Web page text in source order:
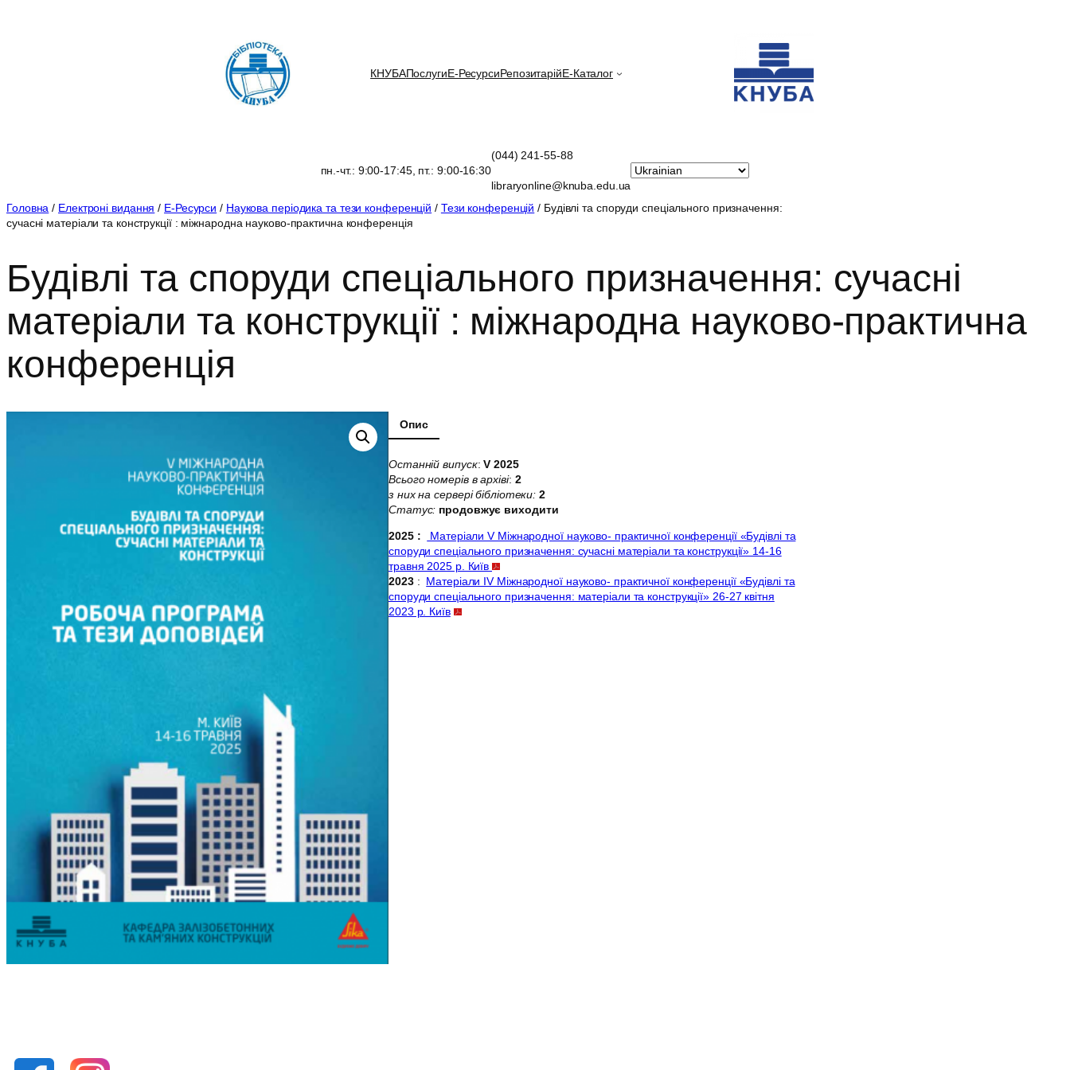
КНУБАПослугиE-РесурсиРепозитарійЕ-Каталог
пн.-чт.: 9:00-17:45, пт.: 9:00-16:30
(044) 241-55-88
libraryonline@knuba.edu.ua
Головна / Електроні видання / Е-Ресурси / Наукова періодика та тези конференцій / Тези конференцій / Будівлі та споруди спеціального призначення:
сучасні матеріали та конструкції : міжнародна науково-практична конференція
Будівлі та споруди спеціального призначення: сучасні
матеріали та конструкції : міжнародна науково-практична
конференція
Опис
Останній випуск:V 2025
Всього номерів в архіві: 2
з них на сервері бібліотеки: 2
Статус: продовжує виходити
2025 :
Матеріали V Міжнародної науково- практичної конференції «Будівлі та
споруди спеціального призначення: сучасні матеріали та конструкції» 14-16
травня 2025 р. Київ
2023: Матеріали IV Міжнародної науково- практичної конференції «Будівлі та
споруди спеціального призначення: матеріали та конструкції» 26-27 квітня
2023 р. Київ